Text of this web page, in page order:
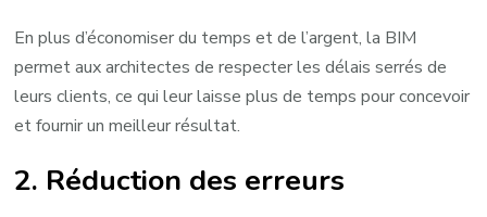
En plus d’économiser du temps et de l’argent, la BIM
permet aux architectes de respecter les délais serrés de
leurs clients, ce qui leur laisse plus de temps pour concevoir
et fournir un meilleur résultat.
2. Réduction des erreurs